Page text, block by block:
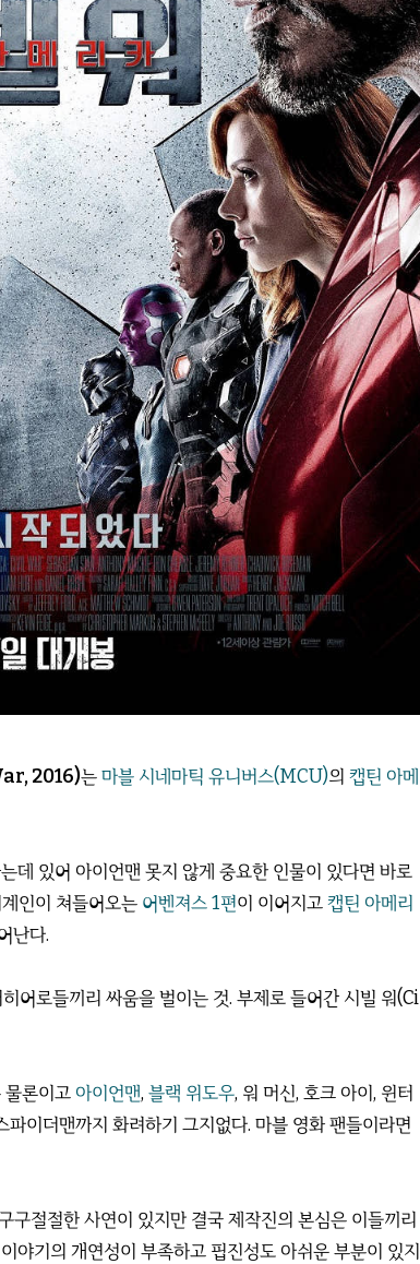
2016)는마블 시네마틱 유니버스(MCU)의 캡틴 아메
데 있어 아이언맨 못지 않게 중요한 인물이 있다면 바로
인이 쳐들어오는 어벤져스 1편이 이어지고캡틴 아메리
난다.
어로들끼리 싸움을 벌이는 것. 부제로 들어간 시빌 워(Ci
물론이고 아이언맨, 블랙 위도우, 워 머신, 호크 아이, 윈터
이더맨까지 화려하기 그지없다. 마블 영화 팬들이라면
구절절한 사연이 있지만 결국 제작진의 본심은 이들끼리
야기의 개연성이 부족하고 핍진성도 아쉬운 부분이 있지